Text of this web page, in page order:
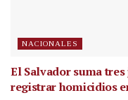
NACIONALES
El Salvador suma
registrar homicidios